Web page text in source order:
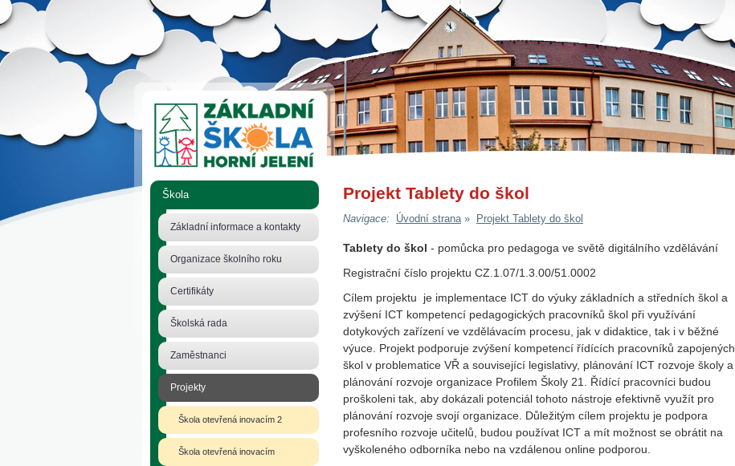
Škola
Základní informace a kontakty
Organizace školního roku
Certifikáty
Školská rada
Zaměstnanci
Projekty
Škola otevřená inovacím 2
Škola otevřená inovacím
Projekt Tablety do škol
Navigace: Úvodní strana » Projekt Tablety do škol
Tablety do škol - pomůcka pro pedagoga ve světě digitálního vzdělávání
Registrační číslo projektu CZ.1.07/1.3.00/51.0002
Cílem projektu je implementace ICT do výuky základních a středních škol a
zvýšení ICT kompetencí pedagogických pracovníků škol při využívání
dotykových zařízení ve vzdělávacím procesu, jak v didaktice, tak i v běžné
výuce. Projekt podporuje zvýšení kompetencí řídících pracovníků zapojených
škol v problematice VŘ a související legislativy, plánování ICT rozvoje školy a
plánování rozvoje organizace Profilem Školy 21. Řídící pracovníci budou
proškoleni tak, aby dokázali potenciál tohoto nástroje efektivně využít pro
plánování rozvoje svojí organizace. Důležitým cílem projektu je podpora
profesního rozvoje učitelů, budou používat ICT a mít možnost se obrátit na
vyškoleného odborníka nebo na vzdálenou online podporou.